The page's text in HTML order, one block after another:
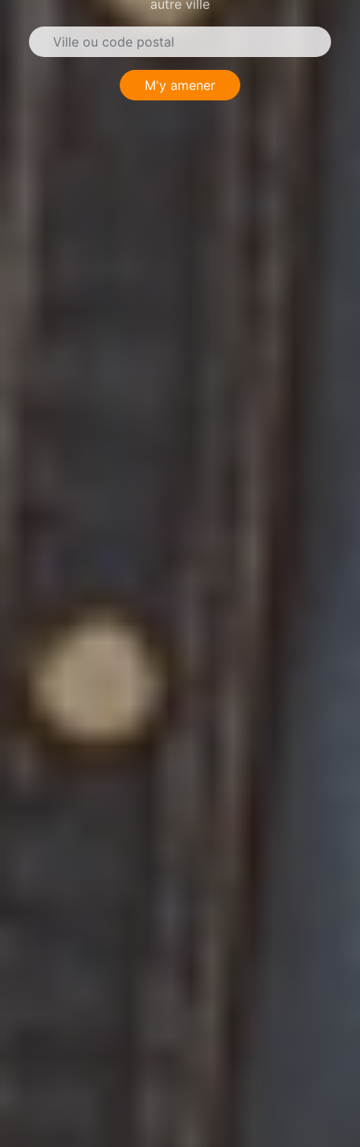
autre ville
M'y amener